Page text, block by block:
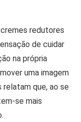
redutores
de cuidar
na própria
uma imagem
que, ao se
se mais